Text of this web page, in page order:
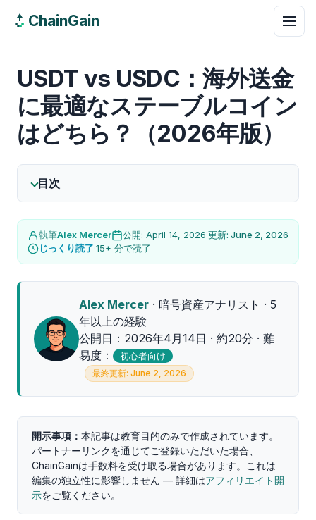
ChainGain
USDT vs USDC：海外送金
に最適なステーブルコイン
はどちら？（2026年版）
目次
執筆Alex Mercer 公開: April 14, 2026·更新: June 2, 2026
じっくり読了·15+ 分で読了
Alex Mercer · 暗号資産アナリスト · 5
年以上の経験
公開日：2026年4月14日 · 約20分 · 難
易度：
初心者向け
最終更新: June 2, 2026
開示事項： 本記事は教育目的のみで作成されています。
パートナーリンクを通じてご登録いただいた場合、
ChainGainは手数料を受け取る場合があります。これは
編集の独立性に影響しません — 詳細はアフィリエイト開
示をご覧ください。